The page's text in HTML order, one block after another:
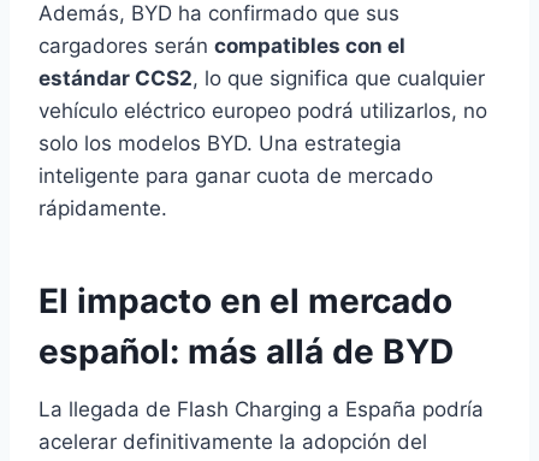
Además, BYD ha confirmado que sus
cargadores serán compatibles con el
estándar CCS2, lo que significa que cualquier
vehículo eléctrico europeo podrá utilizarlos, no
solo los modelos BYD. Una estrategia
inteligente para ganar cuota de mercado
rápidamente.
El impacto en el mercado
español: más allá de BYD
La llegada de Flash Charging a España podría
acelerar definitivamente la adopción del